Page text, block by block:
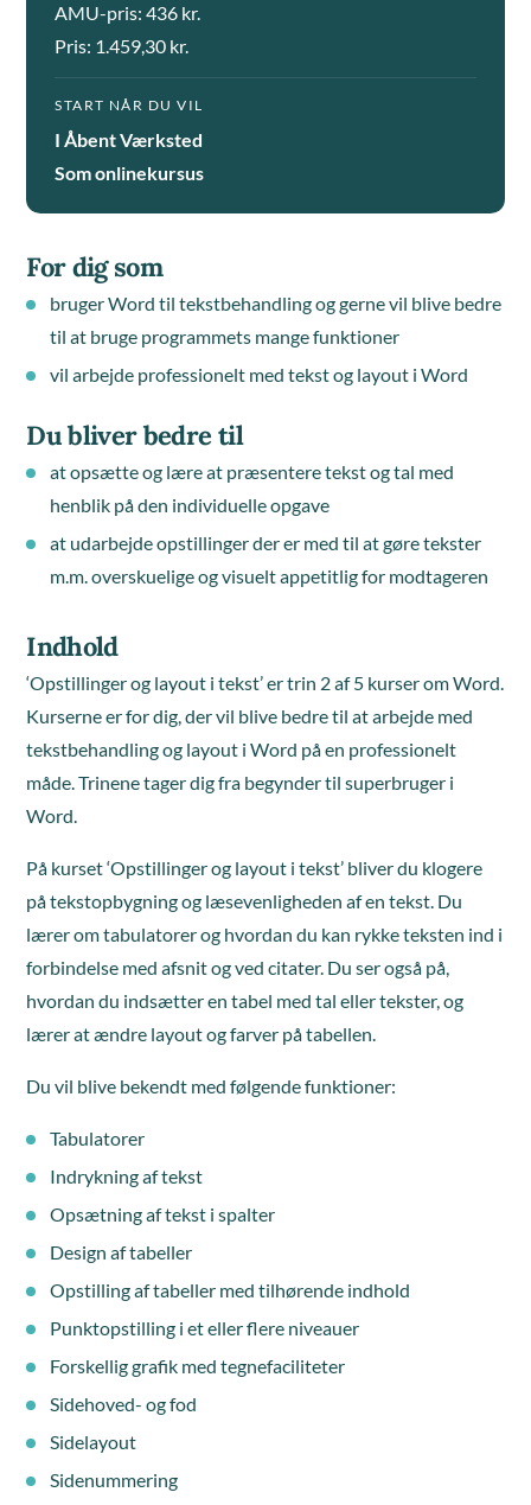
AMU-pris: 436 kr.
Pris: 1.459,30 kr.
START NÅR DU VIL
I Åbent Værksted
Som onlinekursus
For dig som
bruger Word til tekstbehandling og gerne vil blive bedre
til at bruge programmets mange funktioner
vil arbejde professionelt med tekst og layout i Word
Du bliver bedre til
at opsætte og lære at præsentere tekst og tal med
henblik på den individuelle opgave
at udarbejde opstillinger der er med til at gøre tekster
m.m. overskuelige og visuelt appetitlig for modtageren
Indhold
‘Opstillinger og layout i tekst’ er trin 2 af 5 kurser om Word.
Kurserne er for dig, der vil blive bedre til at arbejde med
tekstbehandling og layout i Word på en professionelt
måde. Trinene tager dig fra begynder til superbruger i
Word.
På kurset ‘Opstillinger og layout i tekst’ bliver du klogere
på tekstopbygning og læsevenligheden af en tekst. Du
lærer om tabulatorer og hvordan du kan rykke teksten ind i
forbindelse med afsnit og ved citater. Du ser også på,
hvordan du indsætter en tabel med tal eller tekster, og
lærer at ændre layout og farver på tabellen.
Du vil blive bekendt med følgende funktioner:
Tabulatorer
Indrykning af tekst
Opsætning af tekst i spalter
Design af tabeller
Opstilling af tabeller med tilhørende indhold
Punktopstilling i et eller flere niveauer
Forskellig grafik med tegnefaciliteter
Sidehoved- og fod
Sidelayout
Sidenummering